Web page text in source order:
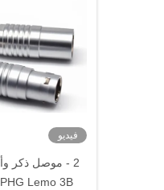
فيديو
PHG Lemo 3B لكابلات التمديد